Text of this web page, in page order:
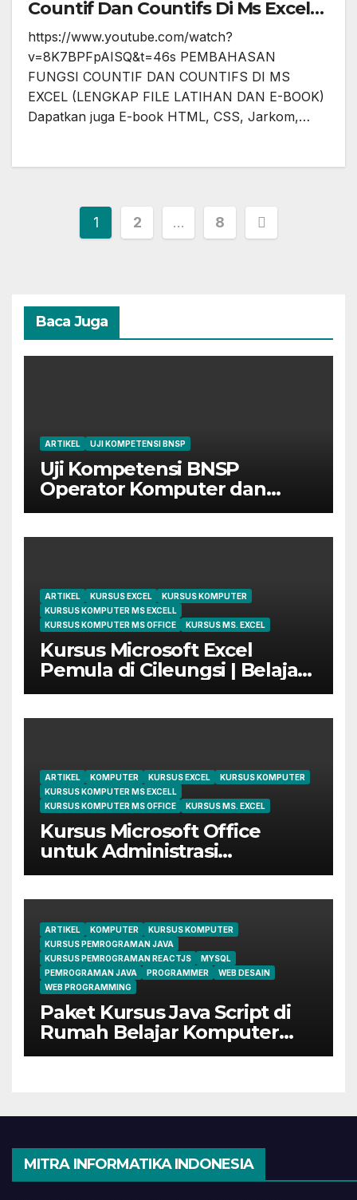
Countif Dan Countifs Di Ms Excel
(Lengkap File Latihan dan E-Book)
https://www.youtube.com/watch?
v=8K7BPFpAISQ&t=46s PEMBAHASAN
FUNGSI COUNTIF DAN COUNTIFS DI MS
EXCEL (LENGKAP FILE LATIHAN DAN E-BOOK)
Dapatkan juga E-book HTML, CSS, Jarkom,…
Posts
1 2 … 8
Baca Juga
ARTIKEL UJI KOMPETENSI BNSP
Uji Kompetensi BNSP
Operator Komputer dan
Digital Marketing di Bekasi
ARTIKEL KURSUS EXCEL
KURSUS KOMPUTER
KURSUS KOMPUTER MS EXCELL
KURSUS KOMPUTER MS OFFICE
KURSUS MS. EXCEL
Kursus Microsoft Excel
Pemula di Cileungsi | Belajar
dari Dasar Sampai Mahir
ARTIKEL KOMPUTER KURSUS EXCEL
KURSUS KOMPUTER
KURSUS KOMPUTER MS EXCELL
KURSUS KOMPUTER MS OFFICE
KURSUS MS. EXCEL
Kursus Microsoft Office
untuk Administrasi
Perkantoran di Cileungsi
ARTIKEL KOMPUTER
KURSUS KOMPUTER
KURSUS PEMROGRAMAN JAVA
KURSUS PEMROGRAMAN REACTJS
MYSQL
PEMROGRAMAN JAVA
PROGRAMMER
WEB DESAIN
WEB PROGRAMMING
Paket Kursus Java Script di
Rumah Belajar Komputer
YMII Cileungsi
MITRA INFORMATIKA INDONESIA